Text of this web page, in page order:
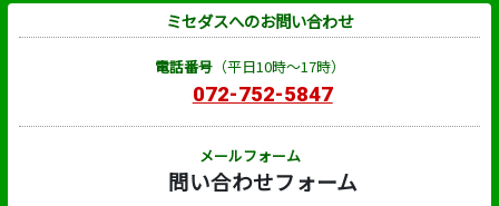
ミセダスへのお問い合わせ
電話番号（平日10時～17時）
072-752-5847
メールフォーム
問い合わせフォーム